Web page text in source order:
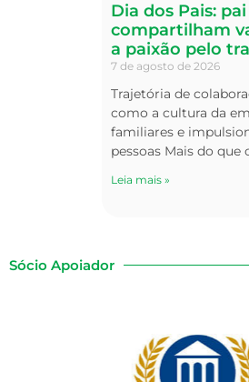
Dia dos Pais:
compartilham
a paixão pelo
7 de agosto de 2026
Trajetória de
como a cultura da
familiares e
pessoas Mais do que
Leia mais »
Sócio Apoiador